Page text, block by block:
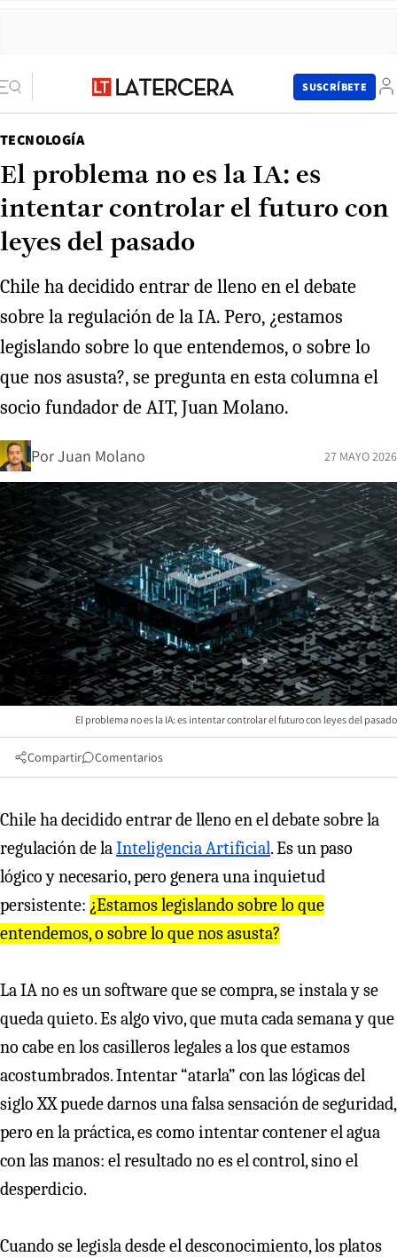
SUSCRÍBETE
TECNOLOGÍA
El problema no es la IA: es
intentar controlar el futuro con
leyes del pasado
Chile ha decidido entrar de lleno en el debate
sobre la regulación de la IA. Pero, ¿estamos
legislando sobre lo que entendemos, o sobre lo
que nos asusta?, se pregunta en esta columna el
socio fundador de AIT, Juan Molano.
PorJuan Molano 27 MAYO 2026
El problema no es la IA: es intentar controlar el futuro con leyes del pasado
Compartir Comentarios
Chile ha decidido entrar de lleno en el debate sobre la
regulación de laInteligencia Artificial. Es un paso
lógico y necesario, pero genera una inquietud
persistente: ¿Estamos legislando sobre lo que
entendemos, o sobre lo que nos asusta?
La IA no es un software que se compra, se instala y se
queda quieto. Es algo vivo, que muta cada semana y que
no cabe en los casilleros legales a los que estamos
acostumbrados. Intentar “atarla” con las lógicas del
siglo XX puede darnos una falsa sensación de seguridad,
pero en la práctica, es como intentar contener el agua
con las manos: el resultado no es el control, sino el
desperdicio.
Cuando se legisla desde el desconocimiento, los platos